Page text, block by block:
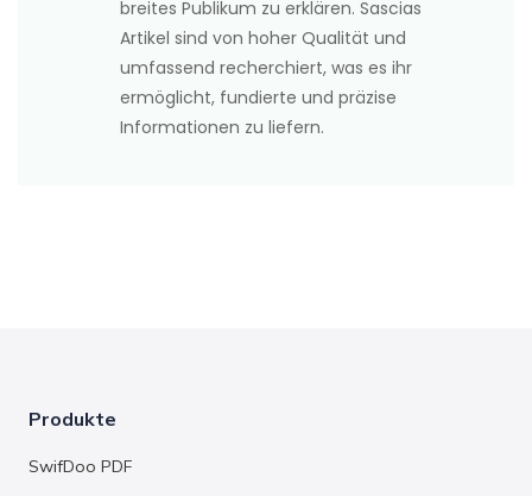
breites Publikum zu erklären. Sascias
Artikel sind von hoher Qualität und
umfassend recherchiert, was es ihr
ermöglicht, fundierte und präzise
Informationen zu liefern.
Produkte
SwifDoo PDF